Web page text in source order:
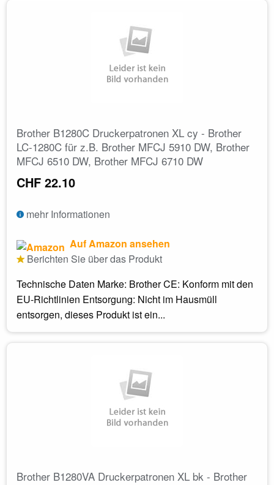
Brother B1280C Druckerpatronen XL cy - Brother
LC-1280C für z.B. Brother MFCJ 5910 DW, Brother
MFCJ 6510 DW, Brother MFCJ 6710 DW
CHF 22.10
mehr Informationen
Auf Amazon ansehen
Berichten Sie über das Produkt
Technische Daten Marke: Brother CE: Konform mit den
EU-Richtlinien Entsorgung: Nicht im Hausmüll
entsorgen, dieses Produkt ist ein...
Brother B1280VA Druckerpatronen XL bk - Brother